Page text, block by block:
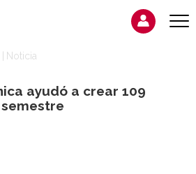
Noticia
ayudó a crear 109